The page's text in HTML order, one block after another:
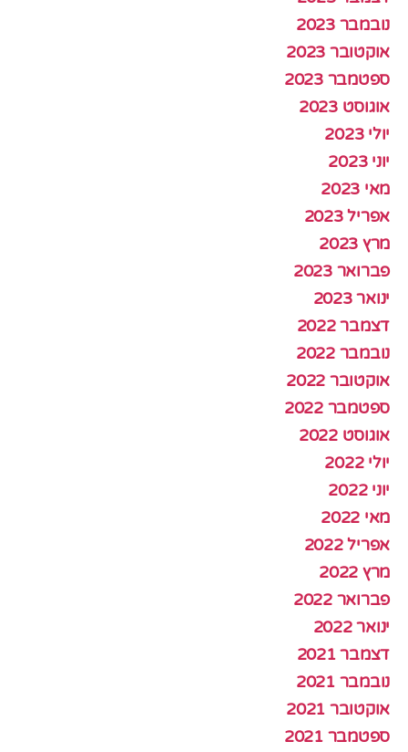
נובמבר 2023
אוקטובר 2023
ספטמבר 2023
אוגוסט 2023
יולי 2023
יוני 2023
מאי 2023
אפריל 2023
מרץ 2023
פברואר 2023
ינואר 2023
דצמבר 2022
נובמבר 2022
אוקטובר 2022
ספטמבר 2022
אוגוסט 2022
יולי 2022
יוני 2022
מאי 2022
אפריל 2022
מרץ 2022
פברואר 2022
ינואר 2022
דצמבר 2021
נובמבר 2021
אוקטובר 2021
ספטמבר 2021